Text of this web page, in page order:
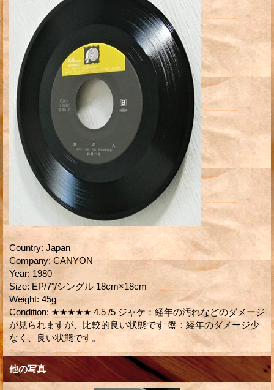
Country: Japan
Company: CANYON
Year: 1980
Size: EP/7"/シングル 18cm×18cm
Weight: 45g
Condition: ★★★★★ 4.5 /5 ジャケ：経年の汚れなどのダメージ
が見られますが、比較的良い状態です 盤：経年のダメージ少
なく、良い状態です。
他の写真